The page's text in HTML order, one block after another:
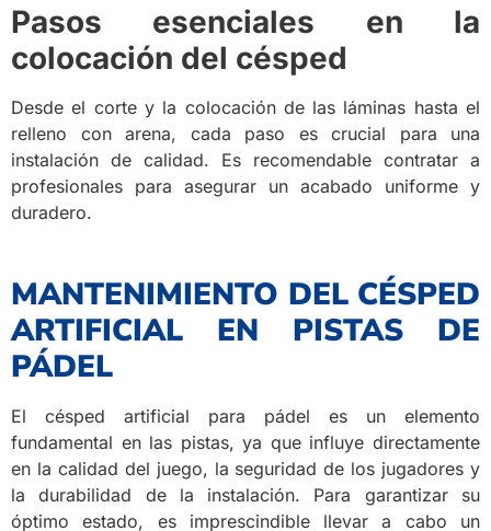
Pasos esenciales en la
colocación del césped
Desde el corte y la colocación de las láminas hasta el
relleno con arena, cada paso es crucial para una
instalación de calidad. Es recomendable contratar a
profesionales para asegurar un acabado uniforme y
duradero.
MANTENIMIENTO DEL CÉSPED
ARTIFICIAL EN PISTAS DE
PÁDEL
El césped artificial para pádel es un elemento
fundamental en las pistas, ya que influye directamente
en la calidad del juego, la seguridad de los jugadores y
la durabilidad de la instalación. Para garantizar su
óptimo estado, es imprescindible llevar a cabo un